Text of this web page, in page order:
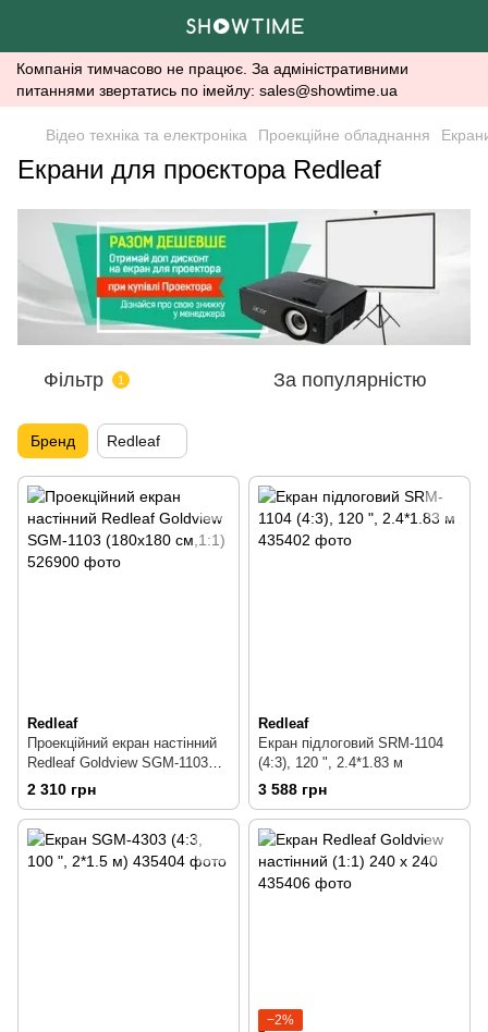
Компанія тимчасово не працює. За адміністративними
питаннями звертатись по імейлу: sales@showtime.ua
Відео техніка та електроніка Проекційне обладнання
Екрани для проєктора Redleaf
Фільтр 1 За популярністю
Бренд Redleaf
Redleaf
Проекційний екран настінний
Redleaf Goldview SGM-1103
(180x180 см,1:1)
2 310 грн
Redleaf
Екран підлоговий SRM-1104
(4:3), 120 ", 2.4*1.83 м
3 588 грн
−2%